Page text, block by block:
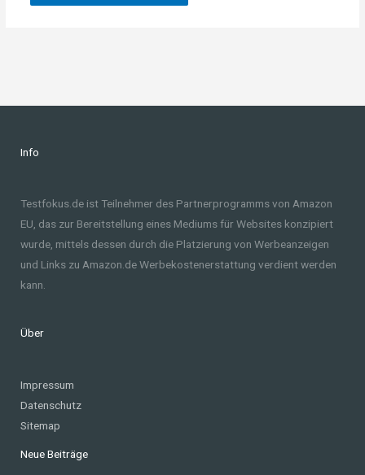
Info
Testfokus.de ist Teilnehmer des Partnerprogramms von Amazon
EU, das zur Bereitstellung eines Mediums für Websites konzipiert
wurde, mittels dessen durch die Platzierung von Werbeanzeigen
und Links zu Amazon.de Werbekostenerstattung verdient werden
kann.
Über
Impressum
Datenschutz
Sitemap
Neue Beiträge